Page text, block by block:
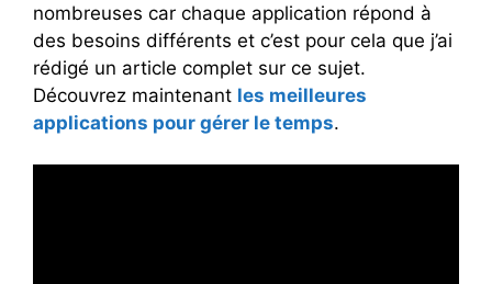
nombreuses car chaque application répond à
des besoins différents et c’est pour cela que j’ai
rédigé un article complet sur ce sujet.
Découvrez maintenant les meilleures
applications pour gérer le temps.